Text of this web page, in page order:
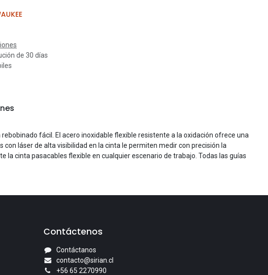
de 30 días
fácil. El acero inoxidable flexible resistente a la oxidación ofrece una
láser de alta visibilidad en la cinta le permiten medir con precisión la
cinta pasacables flexible en cualquier escenario de trabajo. Todas las guías
Contáctenos
Contáctanos
contacto@sirian.cl
+56 65 2270990